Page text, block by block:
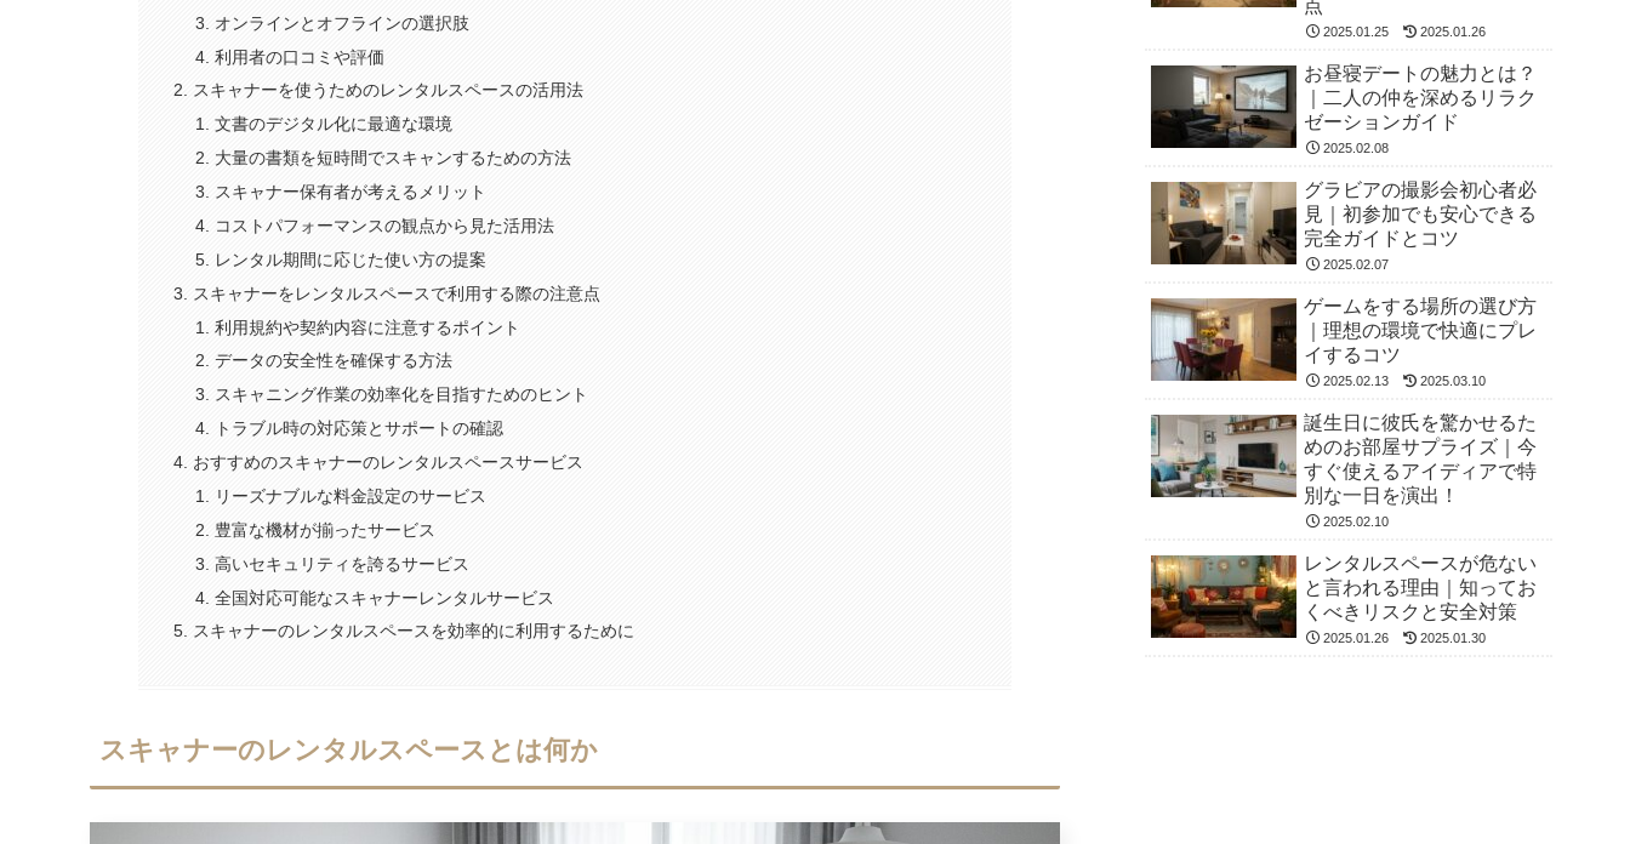
オンラインとオフラインの選択肢
利用者の口コミや評価
スキャナーを使うためのレンタルスペースの活用法
文書のデジタル化に最適な環境
大量の書類を短時間でスキャンするための方法
スキャナー保有者が考えるメリット
コストパフォーマンスの観点から見た活用法
レンタル期間に応じた使い方の提案
スキャナーをレンタルスペースで利用する際の注意点
利用規約や契約内容に注意するポイント
データの安全性を確保する方法
スキャニング作業の効率化を目指すためのヒント
トラブル時の対応策とサポートの確認
おすすめのスキャナーのレンタルスペースサービス
リーズナブルな料金設定のサービス
豊富な機材が揃ったサービス
高いセキュリティを誇るサービス
全国対応可能なスキャナーレンタルサービス
スキャナーのレンタルスペースを効率的に利用するために
スキャナーのレンタルスペースとは何か
点
2025.01.25 2025.01.26
お昼寝デートの魅力とは？
｜二人の仲を深めるリラク
ゼーションガイド
2025.02.08
グラビアの撮影会初心者必
見｜初参加でも安心できる
完全ガイドとコツ
2025.02.07
ゲームをする場所の選び方
｜理想の環境で快適にプレ
イするコツ
2025.02.13 2025.03.10
誕生日に彼氏を驚かせるた
めのお部屋サプライズ｜今
すぐ使えるアイディアで特
別な一日を演出！
2025.02.10
レンタルスペースが危ない
と言われる理由｜知ってお
くべきリスクと安全対策
2025.01.26 2025.01.30